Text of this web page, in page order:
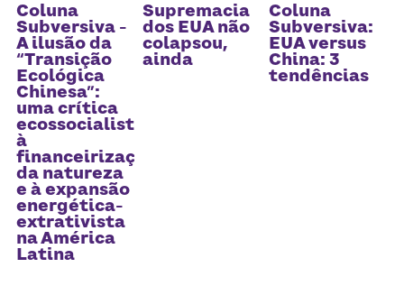
Coluna
Subversiva -
A ilusão da
“Transição
Ecológica
Chinesa”:
uma crítica
ecossocialista
à
financeirização
da natureza
e à expansão
energética-
extrativista
na América
Latina
Supremacia
dos EUA não
colapsou,
ainda
Coluna
Subversiva:
EUA versus
China: 3
tendências